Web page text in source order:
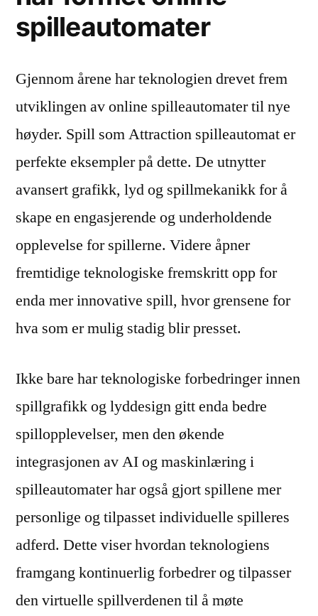
spilleautomater
Gjennom årene har teknologien drevet frem
utviklingen av online spilleautomater til nye
høyder. Spill som Attraction spilleautomat er
perfekte eksempler på dette. De utnytter
avansert grafikk, lyd og spillmekanikk for å
skape en engasjerende og underholdende
opplevelse for spillerne. Videre åpner
fremtidige teknologiske fremskritt opp for
enda mer innovative spill, hvor grensene for
hva som er mulig stadig blir presset.
Ikke bare har teknologiske forbedringer innen
spillgrafikk og lyddesign gitt enda bedre
spillopplevelser, men den økende
integrasjonen av AI og maskinlæring i
spilleautomater har også gjort spillene mer
personlige og tilpasset individuelle spilleres
adferd. Dette viser hvordan teknologiens
framgang kontinuerlig forbedrer og tilpasser
den virtuelle spillverdenen til å møte